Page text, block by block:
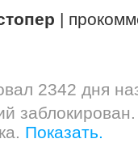
|
2342 дня
Показать.